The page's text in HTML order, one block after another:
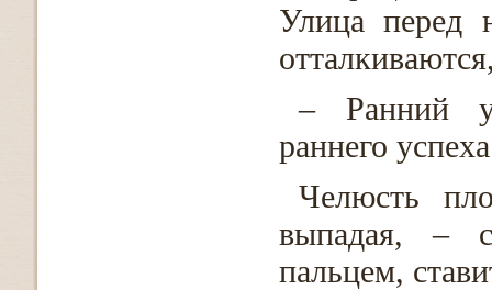
Улица перед
– Ранний
раннего
Челюсть
выпадая, –
пальцем,